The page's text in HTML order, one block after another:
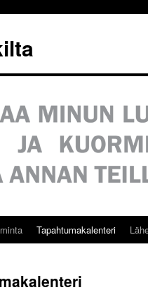
Tapahtumakalenteri